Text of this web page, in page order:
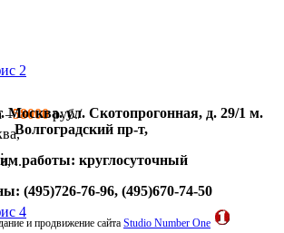
–58000руб./
...
Москва. ул. Скотопрогонная, д. 29/1 м.
Волгоградский пр-т,
работы: круглосуточный
(495)726-76-96, (495)670-74-50
и продвижение сайта Studio Number One